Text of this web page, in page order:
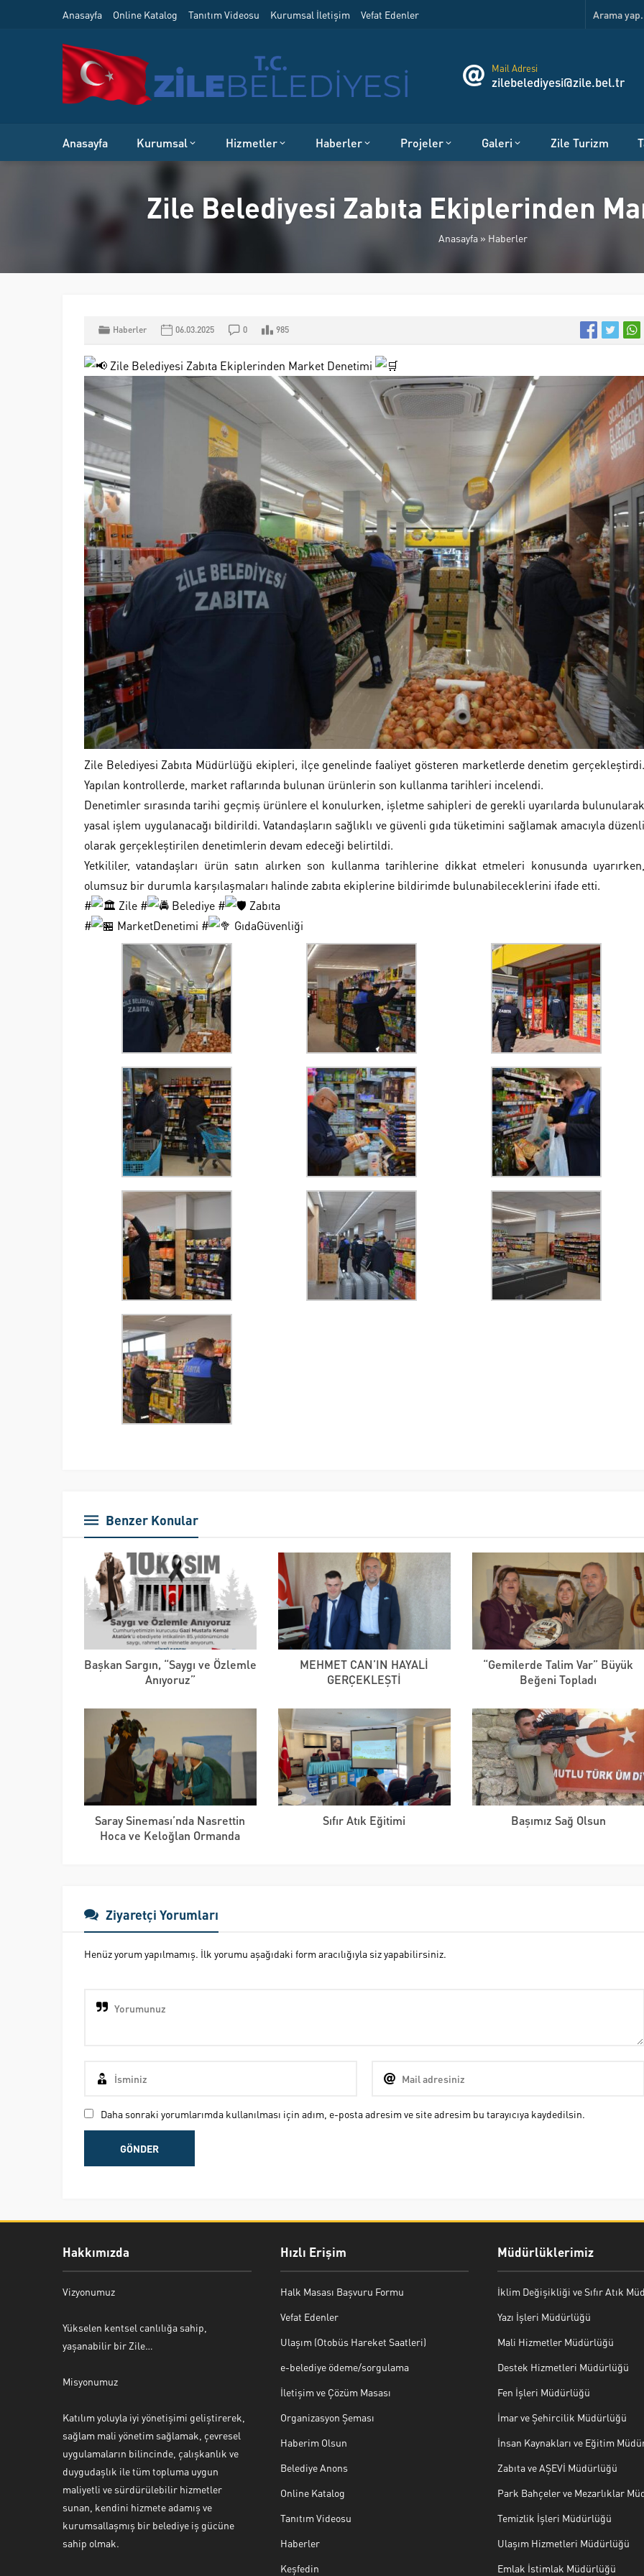
Anasayfa Online Katalog Tanıtım Videosu Kurumsal İletişim Vefat Edenler
Mail Adresi
zilebelediyesi@zile.bel.tr
Anasayfa Kurumsal Hizmetler Haberler Projeler Galeri Zile Turizm
Zile Belediyesi Zabıta Ekiplerinden
Anasayfa » Haberler
Haberler 06.03.2025 0 985
Zile Belediyesi Zabıta Ekiplerinden Market Denetimi
Zile Belediyesi Zabıta Müdürlüğü ekipleri, ilçe genelinde faaliyet gösteren marketlerde denetim gerçekleştirdi.
Yapılan kontrollerde, market raflarında bulunan ürünlerin son kullanma tarihleri incelendi.
Denetimler sırasında tarihi geçmiş ürünlere el konulurken, işletme sahipleri de gerekli uyarılarda bulunularak
yasal işlem uygulanacağı bildirildi. Vatandaşların sağlıklı ve güvenli gıda tüketimini sağlamak amacıyla düzenli
olarak gerçekleştirilen denetimlerin devam edeceği belirtildi.
Yetkililer, vatandaşları ürün satın alırken son kullanma tarihlerine dikkat etmeleri konusunda uyarırken,
olumsuz bir durumla karşılaşmaları halinde zabıta ekiplerine bildirimde bulunabileceklerini ifade etti.
#
Zile # Belediye #
Zabıta
#
MarketDenetimi # GıdaGüvenliği
Benzer Konular
Başkan Sargın, “Saygı ve Özlemle
Anıyoruz”
MEHMET CAN’IN HAYALİ
GERÇEKLEŞTİ
“Gemilerde Talim Var” Büyük
Beğeni Topladı
Saray Sineması’nda Nasrettin
Hoca ve Keloğlan Ormanda
Sıfır Atık Eğitimi Başımız Sağ Olsun
Ziyaretçi Yorumları
Henüz yorum yapılmamış. İlk yorumu aşağıdaki form aracılığıyla siz yapabilirsiniz.
Daha sonraki yorumlarımda kullanılması için adım, e-posta adresim ve site adresim bu tarayıcıya kaydedilsin.
Hakkımızda
Vizyonumuz
Yükselen kentsel canlılığa sahip,
yaşanabilir bir Zile…
Misyonumuz
Katılım yoluyla iyi yönetişimi geliştirerek,
sağlam mali yönetim sağlamak, çevresel
uygulamaların bilincinde, çalışkanlık ve
duygudaşlık ile tüm topluma uygun
maliyetli ve sürdürülebilir hizmetler
sunan, kendini hizmete adamış ve
kurumsallaşmış bir belediye iş gücüne
sahip olmak.
Hızlı Erişim
Halk Masası Başvuru Formu
Vefat Edenler
Ulaşım (Otobüs Hareket Saatleri)
e-belediye ödeme/sorgulama
İletişim ve Çözüm Masası
Organizasyon Şeması
Haberim Olsun
Belediye Anons
Online Katalog
Tanıtım Videosu
Haberler
Keşfedin
Müdürlüklerimiz
İklim Değişikliği ve Sıfır Atık
Yazı İşleri Müdürlüğü
Mali Hizmetler Müdürlüğü
Destek Hizmetleri Müdürlüğü
Fen İşleri Müdürlüğü
İmar ve Şehircilik Müdürlüğü
İnsan Kaynakları ve Eğitim
Zabıta ve AŞEVİ Müdürlüğü
Park Bahçeler ve Mezarlıklar
Temizlik İşleri Müdürlüğü
Ulaşım Hizmetleri Müdürlüğü
Emlak İstimlak Müdürlüğü